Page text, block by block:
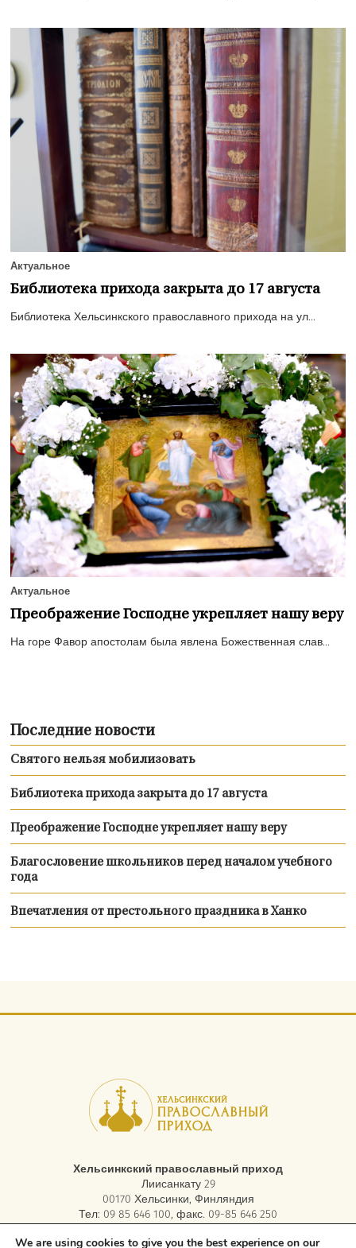
Актуальное
Библиотека прихода закрыта до 17 августа
Библиотека Хельсинкского православного прихода на ул...
Актуальное
Преображение Господне укрепляет нашу веру
На горе Фавор апостолам была явлена Божественная слав...
Последние новости
Святого нельзя мобилизовать
Библиотека прихода закрыта до 17 августа
Преображение Господне укрепляет нашу веру
Благословение школьников перед началом учебного
года
Впечатления от престольного праздника в Ханко
Хельсинкский православный приход
Лиисанкату 29
00170 Хельсинки, Финляндия
Тел: 09 85 646 100, факс. 09-85 646 250
электронная почта:asiakaspalvelu.helsinki@ort.fi
We are using cookies to give you the best experience on our